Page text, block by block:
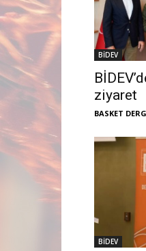
BİDEV
ziyaret
BASKET
BİDEV